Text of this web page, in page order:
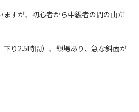
すが、初心者から中級者の間の山だ
り2.5時間）、鎖場あり、急な斜面が